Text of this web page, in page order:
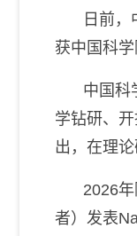
日前 ，
获中国科学
中国科
学钻研、
出，在理
2026
者）发表